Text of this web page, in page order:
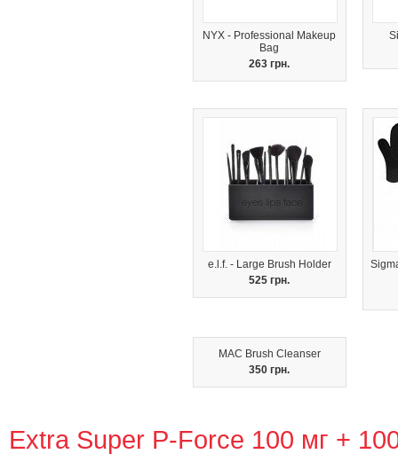
NYX - Professional Makeup
Bag
263 грн.
e.l.f. - Large Brush Holder
525 грн.
MAC Brush Cleanser
350 грн.
Extra Super P-Force 100 мг +